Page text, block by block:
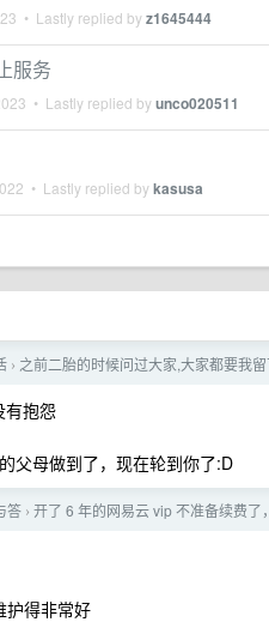
• Lastly replied byz1645444
服务
• Lastly replied byunco020511
• Lastly replied bykasusa
› 之前二胎的时候问过大家,大家都要我
有抱怨
父母做到了，现在轮到你了:D
答 › 开了 6 年的网易云 vip 不准备续费了
护得非常好